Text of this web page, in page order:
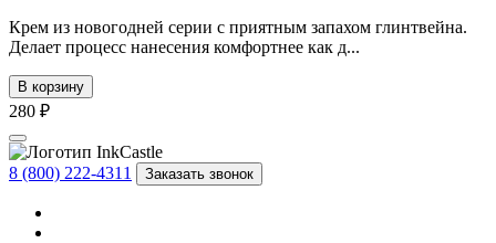
Крем из новогодней серии с приятным запахом глинтвейна.
Делает процесс нанесения комфортнее как д...
В корзину
280 ₽
8 (800) 222-4311 Заказать звонок